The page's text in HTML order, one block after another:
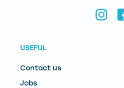
USEFUL
Contact us
Jobs